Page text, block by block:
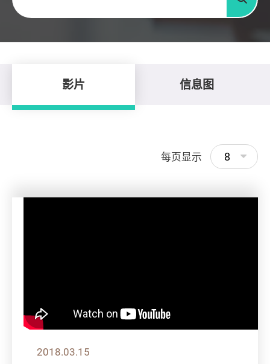
搜寻
影片 信息图
每页显示 8
2018.03.15